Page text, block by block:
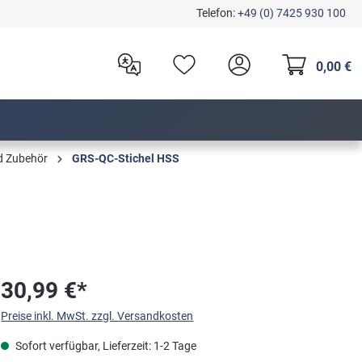
Telefon:+49 (0) 7425 930 100
0,00 €
Zubehör GRS-QC-Stichel HSS
30,99 €*
Preise inkl. MwSt. zzgl. Versandkosten
Sofort verfügbar, Lieferzeit: 1-2 Tage